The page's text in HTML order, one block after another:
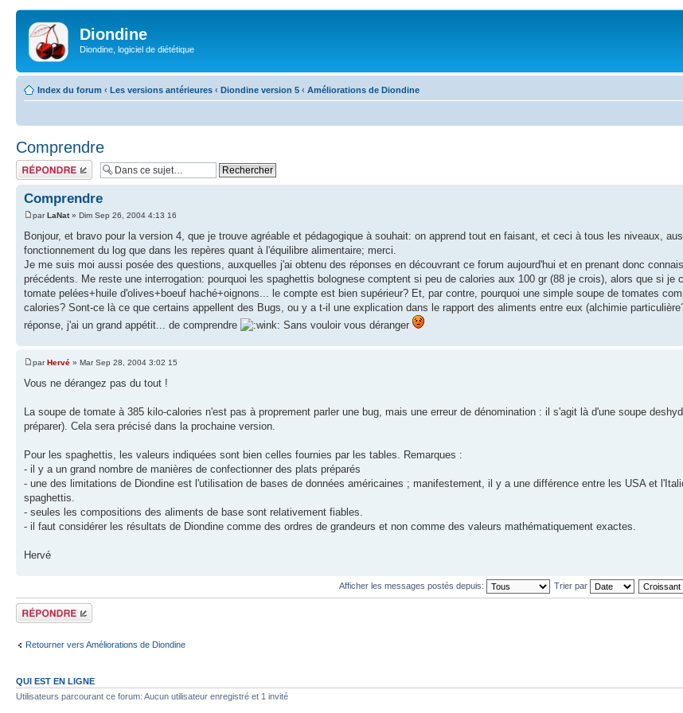
Diondine
Diondine, logiciel de diététique
Index du forum ‹ Les versions antérieures ‹ Diondine version 5 ‹ Améliorations de Diondine
Comprendre
Répondre
Comprendre
parLaNat» Dim Sep 26, 2004 4:13 16
Bonjour, et bravo pour la version 4, que je trouve agréable et pédagogique à souhait: on apprend tout en faisant, et ceci à tous les niveaux,
fonctionnement du log que dans les repères quant à l'équilibre alimentaire; merci.
Je me suis moi aussi posée des questions, auxquelles j'ai obtenu des réponses en découvrant ce forum aujourd'hui et en prenant donc
précédents. Me reste une interrogation: pourquoi les spaghettis bolognese comptent si peu de calories aux 100 gr (88 je crois), alors que si je
tomate pelées+huile d'olives+boeuf haché+oignons... le compte est bien supérieur? Et, par contre, pourquoi une simple soupe de tomates
calories? Sont-ce là ce que certains appellent des Bugs, ou y a t-il une explication dans le rapport des aliments entre eux (alchimie
réponse, j'ai un grand appétit... de comprendre
Sans vouloir vous déranger
parHervé » Mar Sep 28, 2004 3:02 15
Vous ne dérangez pas du tout !
La soupe de tomate à 385 kilo-calories n'est pas à proprement parler une bug, mais une erreur de dénomination : il s'agit là d'une soupe
préparer). Cela sera précisé dans la prochaine version.
Pour les spaghettis, les valeurs indiquées sont bien celles fournies par les tables. Remarques :
- il y a un grand nombre de manières de confectionner des plats préparés
- une des limitations de Diondine est l'utilisation de bases de données américaines ; manifestement, il y a une différence entre les USA et
spaghettis.
- seules les compositions des aliments de base sont relativement fiables.
- il faut considérer les résultats de Diondine comme des ordres de grandeurs et non comme des valeurs mathématiquement exactes.
Hervé
Afficher les messages postés depuis: Trier par
Répondre
Retourner vers Améliorations de Diondine
QUI EST EN LIGNE
Utilisateurs parcourant ce forum: Aucun utilisateur enregistré et 1 invité